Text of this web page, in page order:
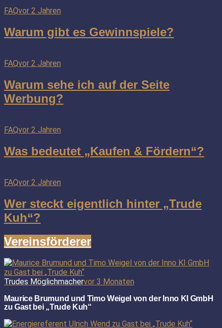
FAQvor 2 Jahren
Warum gibt es Gewinnspiele?
FAQvor 2 Jahren
Warum sehe ich auf der Seite
Werbung?
FAQvor 2 Jahren
Was bedeutet „Kaufen & Fördern“?
FAQvor 2 Jahren
Wer steckt eigentlich hinter „Trude
Kuh“?
Vereinsförderer
Trudes Möglichmachervor 3 Monaten
Maurice Brumund und Timo Weigel von der Inno KI GmbH
zu Gast bei „Trude Kuh“